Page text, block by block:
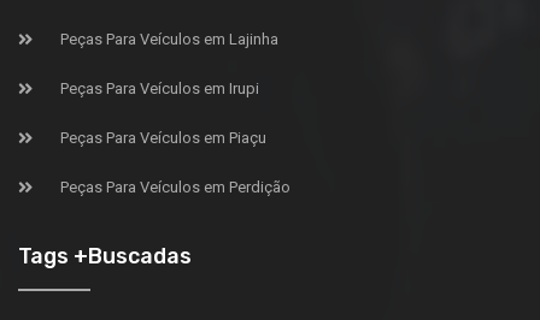
Peças Para Veículos em Lajinha
Peças Para Veículos em Irupi
Peças Para Veículos em Piaçu
Peças Para Veículos em Perdição
Tags +Buscadas